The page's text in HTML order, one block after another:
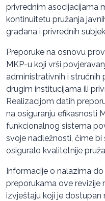
privrednim asocijacijama
kontinuitetu pružanja
građana i privrednih
Preporuke na osnovu
MKP-u koji vrši
administrativnih i stručnih
drugim institucijama ili
Realizacijom datih
na osiguranju efikasnosti
funkcionalnog sistema
svoje nadležnosti, čime
osiguralo kvalitetnije
Informacije o nalazima
preporukama ove revizije
izvještaju koji je dostupan